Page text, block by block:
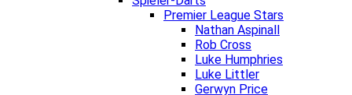
Premier League Stars
Nathan Aspinall
Rob Cross
Luke Humphries
Luke Littler
Gerwyn Price